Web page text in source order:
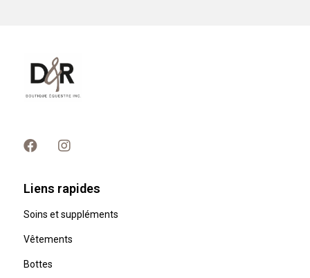
Liens rapides
Soins et suppléments
Vêtements
Bottes